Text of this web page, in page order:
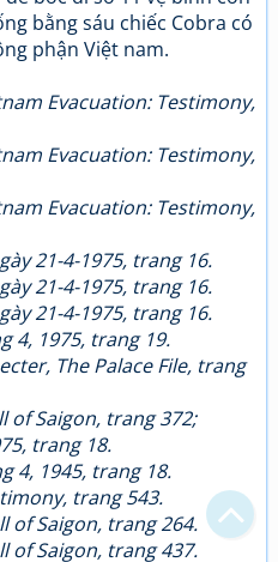
bằng sáu chiếc Cobra có
phận Việt nam.
Evacuation: Testimony,
Evacuation: Testimony,
Evacuation: Testimony,
21-4-1975, trang 16.
21-4-1975, trang 16.
21-4-1975, trang 16.
1975, trang 19.
The Palace File, trang
Saigon, trang 372;
trang 18.
4, 1945, trang 18.
trang 543.
Saigon, trang 264.
Saigon, trang 437.
quen
sau
hiện lại
có nội dung quá đồ sộ?